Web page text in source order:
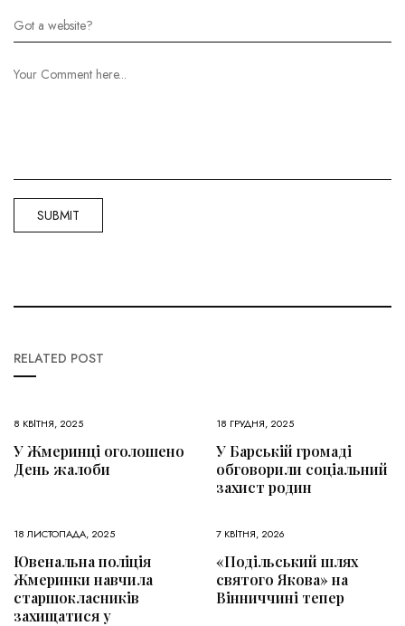
RELATED POST
8 КВІТНЯ, 2025
У Жмеринці оголошено
День жалоби
18 ГРУДНЯ, 2025
У Барській громаді
обговорили соціальний
захист родин
18 ЛИСТОПАДА, 2025
Ювенальна поліція
Жмеринки навчила
старшокласників
захищатися у
7 КВІТНЯ, 2026
«Подільський шлях
святого Якова» на
Вінниччині тепер